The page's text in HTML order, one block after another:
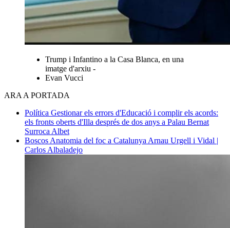
Trump i Infantino a la Casa Blanca, en una
imatge d'arxiu -
Evan Vucci
ARA A PORTADA
Política Gestionar els errors d'Educació i complir els acords:
els fronts oberts d'Illa després de dos anys a Palau Bernat
Surroca Albet
Boscos Anatomia del foc a Catalunya Arnau Urgell i Vidal |
Carlos Albaladejo